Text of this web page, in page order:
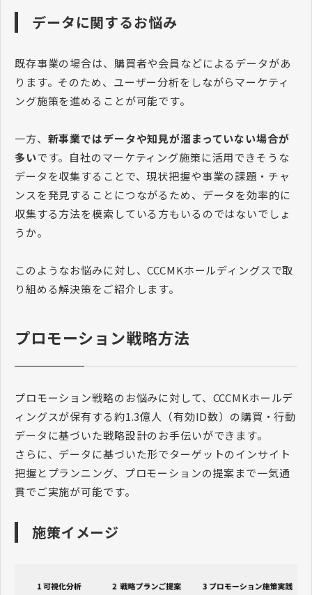
データに関するお悩み
既存事業の場合は、購買者や会員などによるデータがあ
ります。そのため、ユーザー分析をしながらマーケティ
ング施策を進めることが可能です。
一方、 新事業ではデータや知見が溜まっていない場合が
多いです。自社のマーケティング施策に活用できそうな
データを収集することで、現状把握や事業の課題・チャ
ンスを発見することにつながるため、データを効率的に
収集する方法を模索している方もいるのではないでしょ
うか。
このようなお悩みに対し、CCCMKホールディングスで取
り組める解決策をご紹介します。
プロモーション戦略方法
プロモーション戦略のお悩みに対して、CCCMKホールデ
ィングスが保有する約1.3億人（有効ID数）の購買・行動
データに基づいた戦略設計のお手伝いができます。
さらに、データに基づいた形でターゲットのインサイト
把握とプランニング、プロモーションの提案まで一気通
貫でご実施が可能です。
施策イメージ